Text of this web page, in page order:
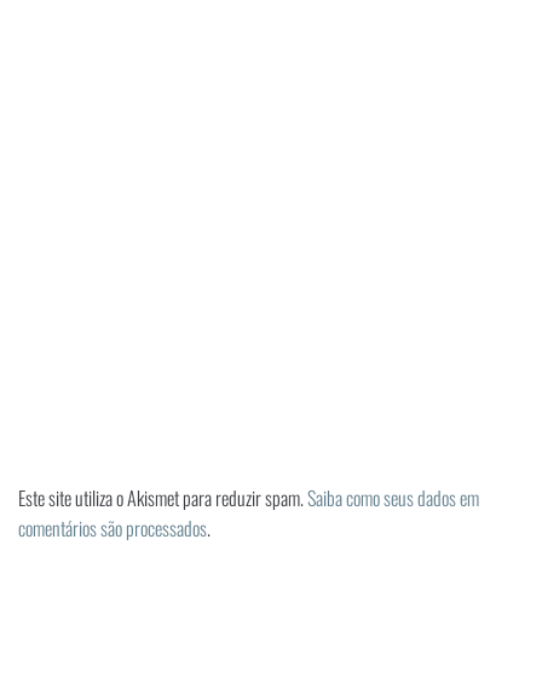
Este site utiliza o Akismet para reduzir spam.Saiba como seus dados em
comentários são processados.